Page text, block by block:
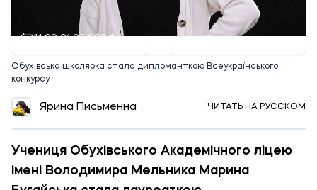
11:00 21.05.2024
Обухівська школярка стала дипломанткою Всеукраїнського
конкурсу
Ярина Письменна ЧИТАТЬ НА РУССКОМ
Учениця Обухівського Академічного ліцею
імені Володимира Мельника Марина